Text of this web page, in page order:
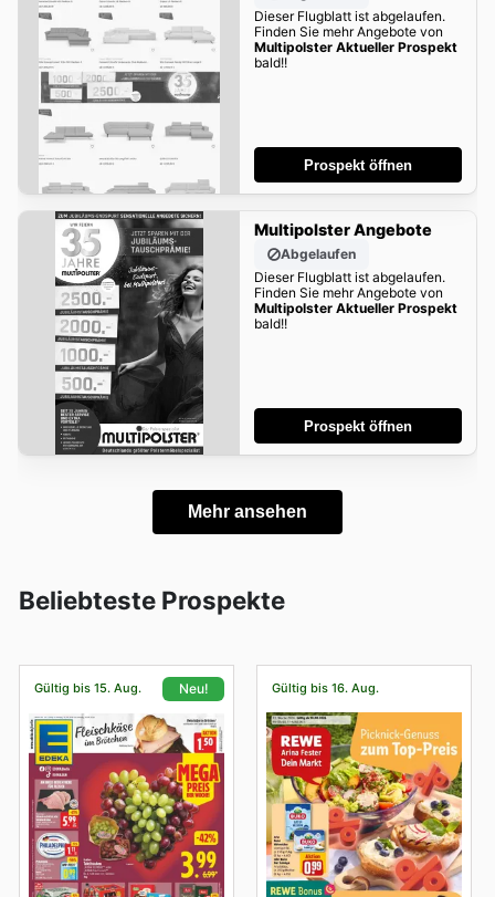
Dieser Flugblatt ist abgelaufen.
Finden Sie mehr Angebote von
Multipolster Aktueller Prospekt
bald!!
Prospekt öffnen
Multipolster Angebote
Abgelaufen
Dieser Flugblatt ist abgelaufen.
Finden Sie mehr Angebote von
Multipolster Aktueller Prospekt
bald!!
Prospekt öffnen
Mehr ansehen
Beliebteste Prospekte
Gültig bis 15. Aug. Neu! Gültig bis 16. Aug.